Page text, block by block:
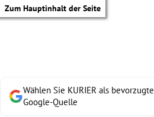
Zum Hauptinhalt der Seite
Wählen Sie KURIER als bevorzugte
Google-Quelle